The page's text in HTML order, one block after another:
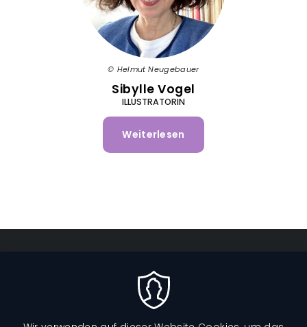
Helmut Neugebauer
Sibylle Vogel
ILLUSTRATORIN
Weiterlesen
Sibylle